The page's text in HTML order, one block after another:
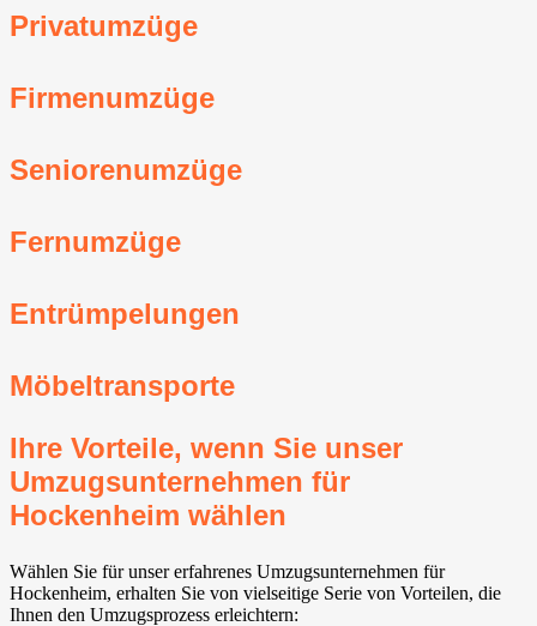
Privatumzüge
Firmenumzüge
Seniorenumzüge
Fernumzüge
Entrümpelungen
Möbeltransporte
Ihre Vorteile, wenn Sie unser
Umzugsunternehmen für
Hockenheim wählen
Wählen Sie für unser erfahrenes Umzugsunternehmen für
Hockenheim, erhalten Sie von vielseitige Serie von Vorteilen, die
Ihnen den Umzugsprozess erleichtern: